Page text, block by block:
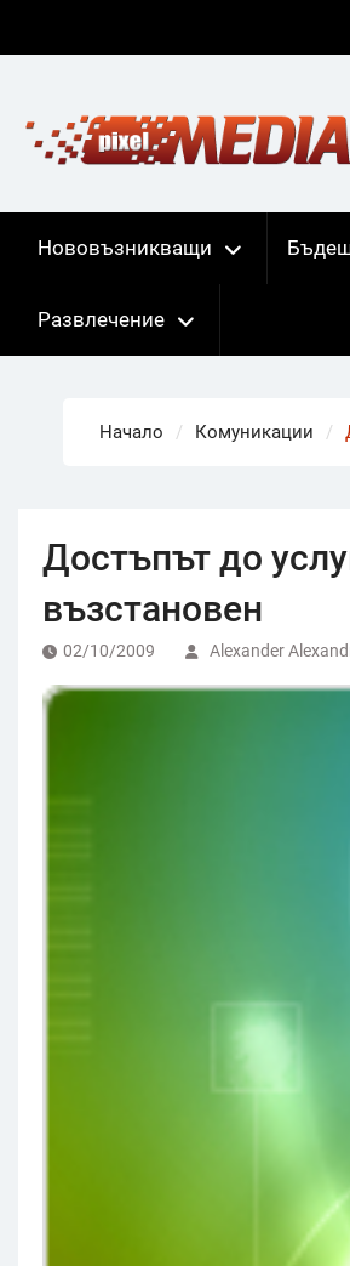
Нововъзникващи
Развлечение
Начало Комуникации
Достъпът до
възстановен
02/10/2009 Alexander